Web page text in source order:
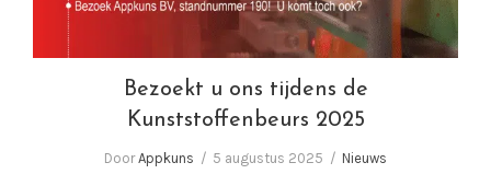
Bezoekt u ons tijdens de
Kunststoffenbeurs 2025
DoorAppkuns 5 augustus 2025 Nieuws